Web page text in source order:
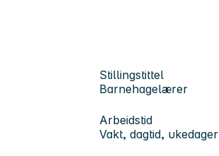
Stillingstittel
Barnehagelærer
Arbeidstid
Vakt, dagtid, ukedager